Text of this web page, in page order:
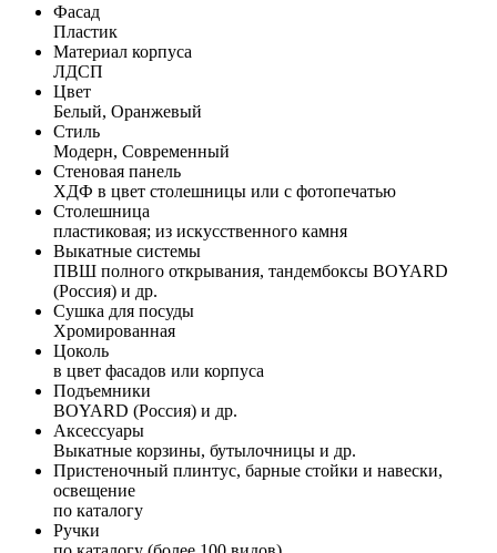
Фасад
Пластик
Материал корпуса
ЛДСП
Цвет
Белый, Оранжевый
Стиль
Модерн, Современный
Стеновая панель
ХДФ в цвет столешницы или с фотопечатью
Столешница
пластиковая; из искусственного камня
Выкатные системы
ПВШ полного открывания, тандембоксы BOYARD
(Россия) и др.
Сушка для посуды
Хромированная
Цоколь
в цвет фасадов или корпуса
Подъемники
BOYARD (Россия) и др.
Аксессуары
Выкатные корзины, бутылочницы и др.
Пристеночный плинтус, барные стойки и навески,
освещение
по каталогу
Ручки